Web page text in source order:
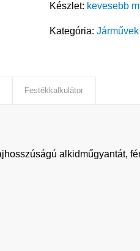
Készlet: kevesebb
Kategória:
Festékkalkulátor
alkidműgyantát,